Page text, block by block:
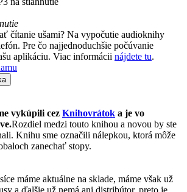
čítanie ušami? Na vypočutie audioknihy
Pre čo najjednoduchšie počúvanie
aplikáciu. Viac informácii nájdete tu.
vykúpili cez Knihovrátok a je vo
Rozdiel medzi touto knihou a novou by ste
Knihu sme označili nálepkou, ktorá môže
zanechať stopy.
máme aktuálne na sklade, máme však už